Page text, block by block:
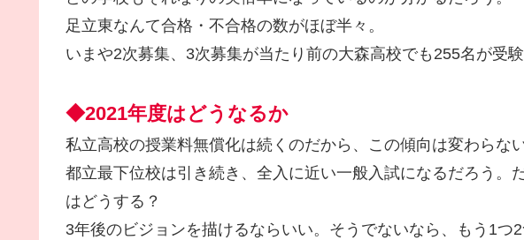
足立東なんて合格・不合格の数がほぼ半々。
いまや2次募集、3次募集が当たり前の大森高校でも255名が受
◆2021年度はどうなるか
私立高校の授業料無償化は続くのだから、この傾向は変わらない
都立最下位校は引き続き、全入に近い一般入試になるだろう。
はどうする？
3年後のビジョンを描けるならいい。そうでないなら、もう1つ